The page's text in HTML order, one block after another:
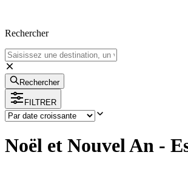
Rechercher
Rechercher
FILTRER
Noël et Nouvel An -